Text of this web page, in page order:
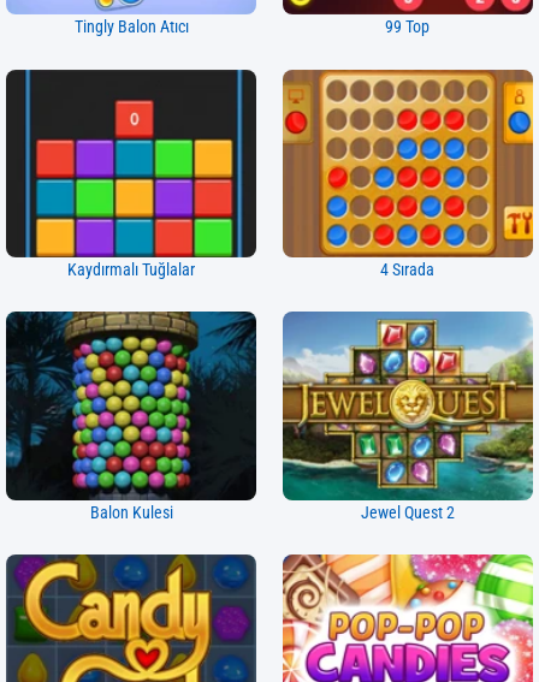
Tingly Balon Atıcı 99 Top
Kaydırmalı Tuğlalar 4 Sırada
Balon Kulesi Jewel Quest 2